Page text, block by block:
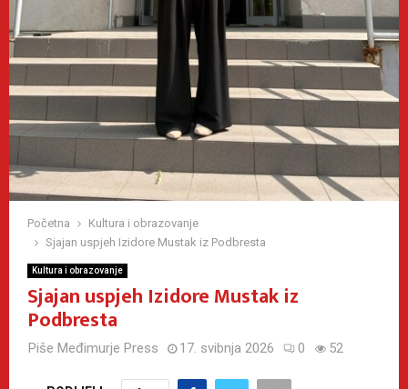
Početna
Kultura i obrazovanje
Sjajan uspjeh Izidore Mustak iz Podbresta
Kultura i obrazovanje
Sjajan uspjeh Izidore Mustak iz
Podbresta
Piše Međimurje Press 17. svibnja 2026 0 52